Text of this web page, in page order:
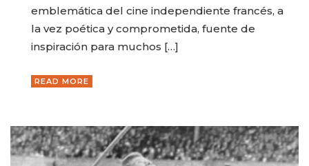
emblemática del cine independiente francés, a
la vez poética y comprometida, fuente de
inspiración para muchos […]
READ MORE